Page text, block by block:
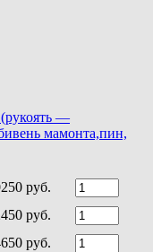
—
мамонта,пин,
руб.
руб.
руб.